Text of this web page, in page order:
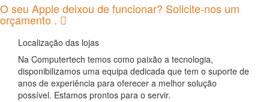
O seu Apple deixou de funcionar? Solicite-nos um
orçamento .
Localização das lojas
Na Computertech temos como paixão a tecnologia,
disponibilizamos uma equipa dedicada que tem o suporte de
anos de experiência para oferecer a melhor solução
possível. Estamos prontos para o servir.